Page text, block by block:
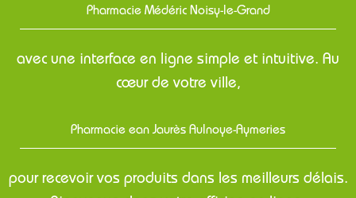
Pharmacie Médéric Noisy-le-Grand
avec une interface en ligne simple et intuitive. Au
cœur de votre ville,
Pharmacie ean Jaurès Aulnoye-Aymeries
pour recevoir vos produits dans les meilleurs délais.